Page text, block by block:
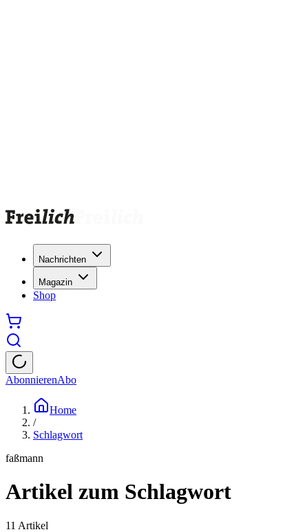
Nachrichten
Magazin
Shop
AbonnierenAbo
Home
/
Schlagwort
faßmann
Artikel zum Schlagwort
11 Artikel